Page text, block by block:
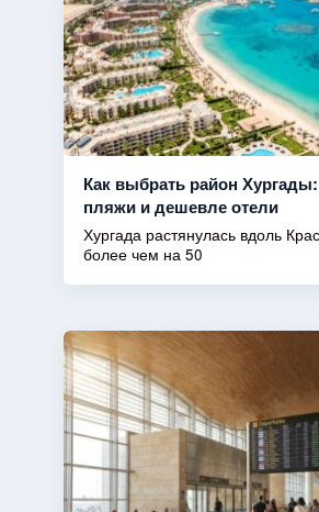
Как выбрать район
пляжи и дешевле отели
Хургада растянулась вдоль
более чем на 50